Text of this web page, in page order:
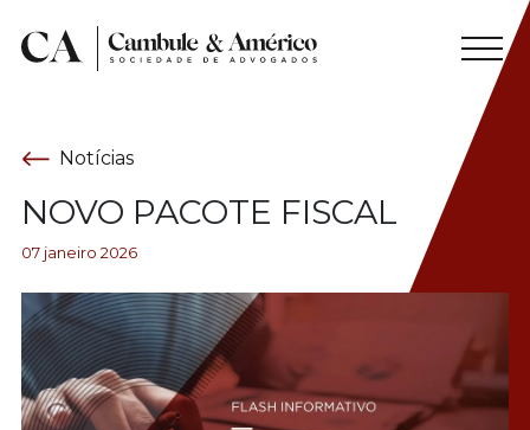
Notícias
NOVO PACOTE FISCAL
07 janeiro 2026